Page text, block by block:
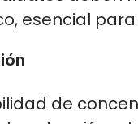
esencial
de